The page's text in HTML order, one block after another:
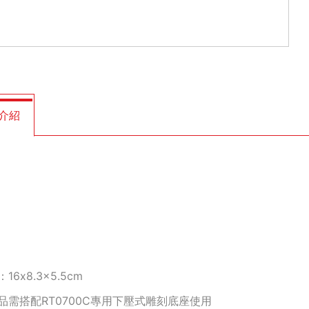
紹
16x8.3x5.5cm
需搭配RT0700C專用下壓式雕刻底座使用